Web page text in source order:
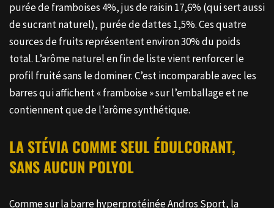
purée de framboises 4%, jus de raisin 17,6% (qui sert aussi
de sucrant naturel), purée de dattes 1,5%. Ces quatre
sources de fruits représentent environ 30% du poids
total. L’arôme naturel en fin de liste vient renforcer le
profil fruité sans le dominer. C’est incomparable avec les
barres qui affichent « framboise » sur l’emballage et ne
contiennent que de l’arôme synthétique.
LA STÉVIA COMME SEUL ÉDULCORANT,
SANS AUCUN POLYOL
Comme sur la barre hyperprotéinée Andros Sport, la